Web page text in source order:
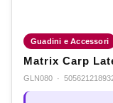
Guadini e Accessori
Matrix Carp
GLN080 ·